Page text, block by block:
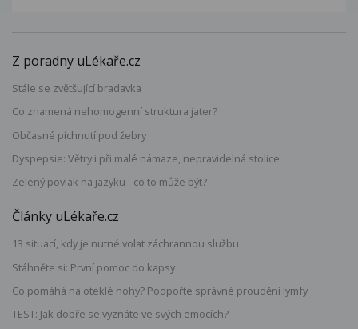
Z poradny uLékaře.cz
Stále se zvětšující bradavka
Co znamená nehomogenní struktura jater?
Občasné píchnutí pod žebry
Dyspepsie: Větry i při malé námaze, nepravidelná stolice
Zelený povlak na jazyku - co to může být?
Články uLékaře.cz
13 situací, kdy je nutné volat záchrannou službu
Stáhněte si: První pomoc do kapsy
Co pomáhá na oteklé nohy? Podpořte správné proudění lymfy
TEST: Jak dobře se vyznáte ve svých emocích?